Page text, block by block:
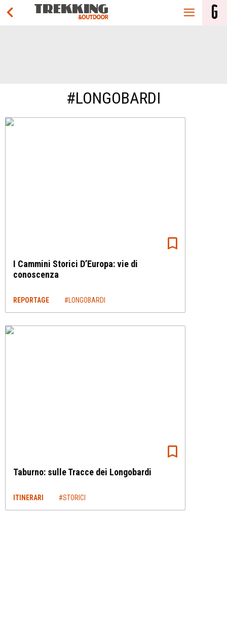
#LONGOBARDI
I Cammini Storici D’Europa: vie di
conoscenza
REPORTAGE #LONGOBARDI
Taburno: sulle Tracce dei Longobardi
ITINERARI #STORICI